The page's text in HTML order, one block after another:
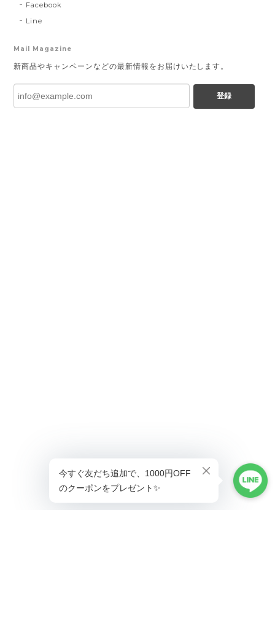
Facebook
Line
Mail Magazine
新商品やキャンペーンなどの最新情報をお届けいたします。
登録
ショップに質問する